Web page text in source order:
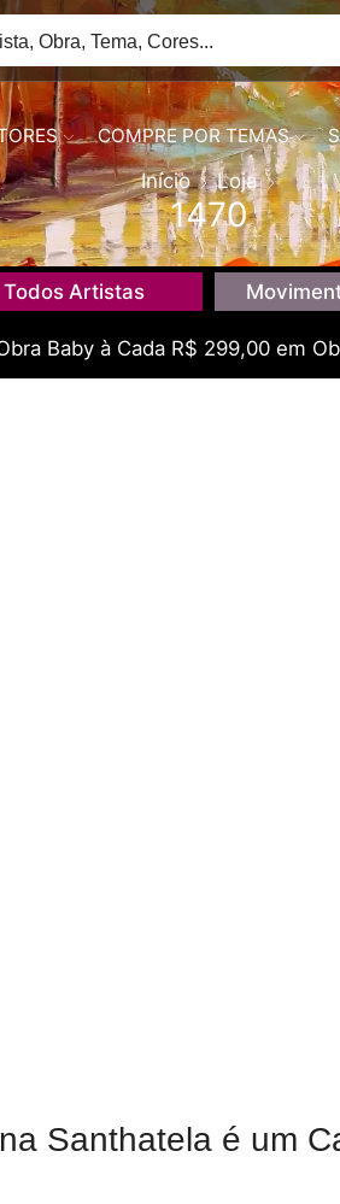
COMPRE POR TEMAS
Início Loja
1470
Todos Artistas
Baby à Cada R$ 299,00 em
Santhatela é um